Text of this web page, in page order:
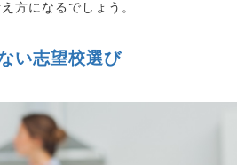
方になるでしょう。
い志望校選び